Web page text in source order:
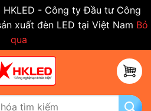
HKLED - Công ty Đầu tư Công
xuất đèn LED tại Việt Nam Bỏ
qua